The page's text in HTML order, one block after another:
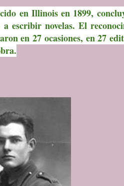
en Illinois en 1899,
escribir novelas. El
en 27 ocasiones, en 27